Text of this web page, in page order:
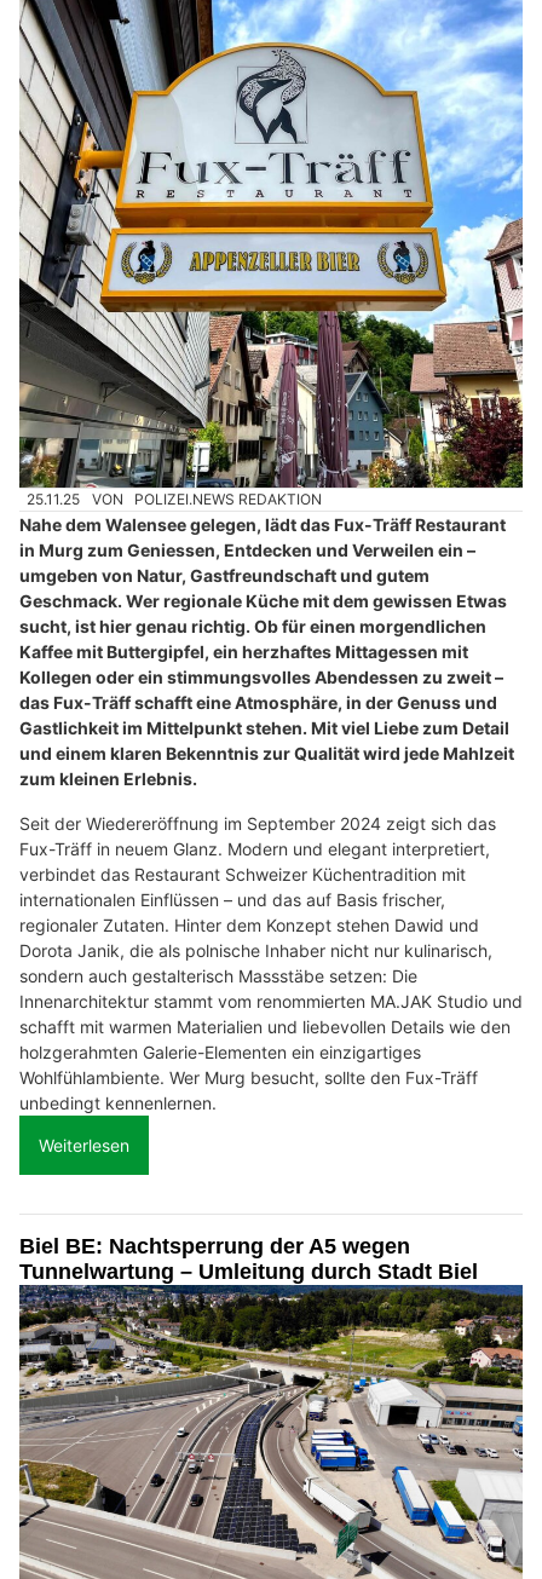
25.11.25 VON POLIZEI.NEWS REDAKTION
Nahe dem Walensee gelegen, lädt das Fux-Träff Restaurant
in Murg zum Geniessen, Entdecken und Verweilen ein –
umgeben von Natur, Gastfreundschaft und gutem
Geschmack. Wer regionale Küche mit dem gewissen Etwas
sucht, ist hier genau richtig. Ob für einen morgendlichen
Kaffee mit Buttergipfel, ein herzhaftes Mittagessen mit
Kollegen oder ein stimmungsvolles Abendessen zu zweit –
das Fux-Träff schafft eine Atmosphäre, in der Genuss und
Gastlichkeit im Mittelpunkt stehen. Mit viel Liebe zum Detail
und einem klaren Bekenntnis zur Qualität wird jede Mahlzeit
zum kleinen Erlebnis.
Seit der Wiedereröffnung im September 2024 zeigt sich das
Fux-Träff in neuem Glanz. Modern und elegant interpretiert,
verbindet das Restaurant Schweizer Küchentradition mit
internationalen Einflüssen – und das auf Basis frischer,
regionaler Zutaten. Hinter dem Konzept stehen Dawid und
Dorota Janik, die als polnische Inhaber nicht nur kulinarisch,
sondern auch gestalterisch Massstäbe setzen: Die
Innenarchitektur stammt vom renommierten MA.JAK Studio und
schafft mit warmen Materialien und liebevollen Details wie den
holzgerahmten Galerie-Elementen ein einzigartiges
Wohlfühlambiente. Wer Murg besucht, sollte den Fux-Träff
unbedingt kennenlernen.
Weiterlesen
Biel BE: Nachtsperrung der A5 wegen
Tunnelwartung – Umleitung durch Stadt Biel